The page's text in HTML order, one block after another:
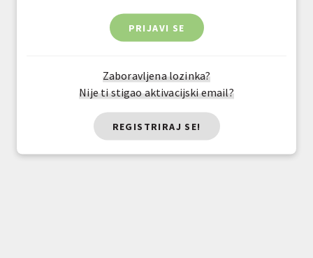
PRIJAVI SE
Zaboravljena lozinka?
Nije ti stigao aktivacijski email?
REGISTRIRAJ SE!